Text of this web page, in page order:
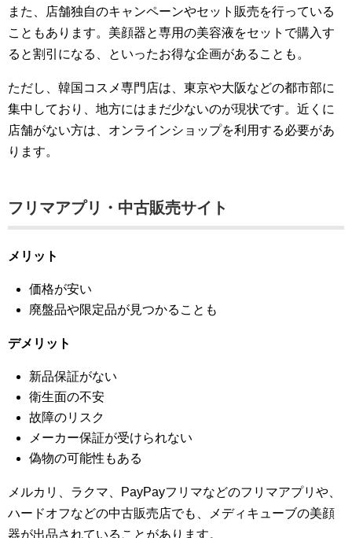
また、店舗独自のキャンペーンやセット販売を行っている
こともあります。美顔器と専用の美容液をセットで購入す
ると割引になる、といったお得な企画があることも。
ただし、韓国コスメ専門店は、東京や大阪などの都市部に
集中しており、地方にはまだ少ないのが現状です。近くに
店舗がない方は、オンラインショップを利用する必要があ
ります。
フリマアプリ・中古販売サイト
メリット
価格が安い
廃盤品や限定品が見つかることも
デメリット
新品保証がない
衛生面の不安
故障のリスク
メーカー保証が受けられない
偽物の可能性もある
メルカリ、ラクマ、PayPayフリマなどのフリマアプリや、
ハードオフなどの中古販売店でも、メディキューブの美顔
器が出品されていることがあります。